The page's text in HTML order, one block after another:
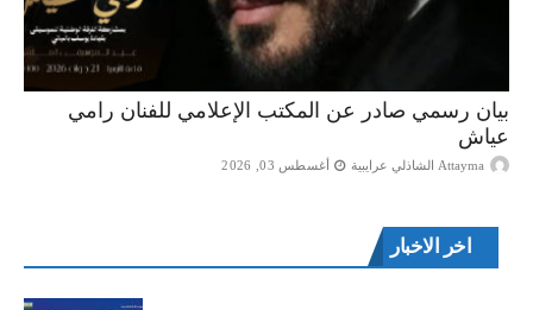
بيان رسمي صادر عن المكتب الإعلامي للفنان رامي
عياش
Attayma الشاذلي عرايبية أغسطس 03, 2026
اخر الاخبار